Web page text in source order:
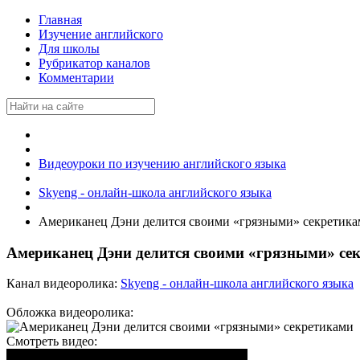
Главная
Изучение английского
Для школы
Рубрикатор каналов
Комментарии
Видеоуроки по изучению английского языка
Skyeng - онлайн-школа английского языка
Американец Дэни делится своими «грязными»
Американец Дэни делится своими «грязными»
Канал видеоролика: Skyeng - онлайн-школа английского языка
Обложка видеоролика:
Смотреть видео: